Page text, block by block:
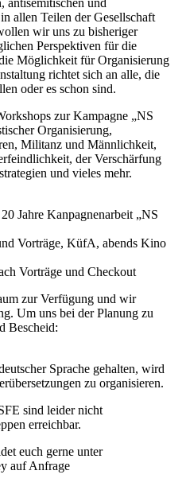
allen Teilen der Gesellschaft
wir uns zu bisheriger
Perspektiven für die
Möglichkeit für Organisierung
richtet sich an alle, die
oder es schon sind.
zur Kampagne „NS
Organisierung,
Militanz und Männlichkeit,
der Verschärfung
und vieles mehr.
Jahre Kanpagnenarbeit „NS
Vorträge, KüfA, abends Kino
Vorträge und Checkout
zur Verfügung und wir
Um uns bei der Planung zu
Bescheid:
Sprache gehalten, wird
zu organisieren.
sind leider nicht
erreichbar.
euch gerne unter
auf Anfrage